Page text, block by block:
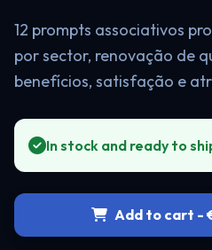
12 prompts associativos
por sector, renovação de
benefícios, satisfação e
In stock and ready to
Add to cart -